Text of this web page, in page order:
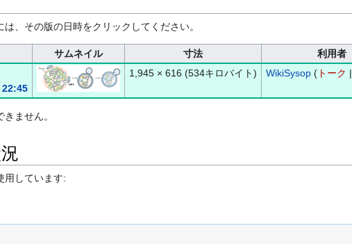
、その版の日時をクリックしてください。
サムネイル 寸法 利用者
22:45
1,945 × 616 (534キロバイト) WikiSysop (トーク |
ません。
用しています: